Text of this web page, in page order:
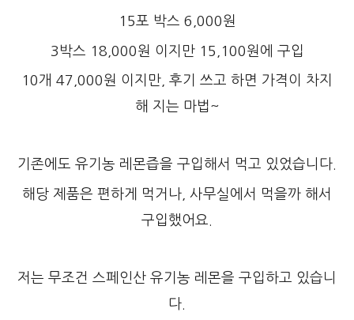
15포 박스 6,000원
3박스 18,000원 이지만 15,100원에 구입
10개 47,000원 이지만, 후기 쓰고 하면 가격이 차지
해 지는 마법~
기존에도 유기농 레몬즙을 구입해서 먹고 있었습니다.
해당 제품은 편하게 먹거나, 사무실에서 먹을까 해서
구입했어요.
저는 무조건 스페인산 유기농 레몬을 구입하고 있습니
다.